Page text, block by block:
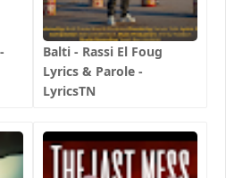
Balti - Rassi El Foug
Lyrics & Parole -
LyricsTN